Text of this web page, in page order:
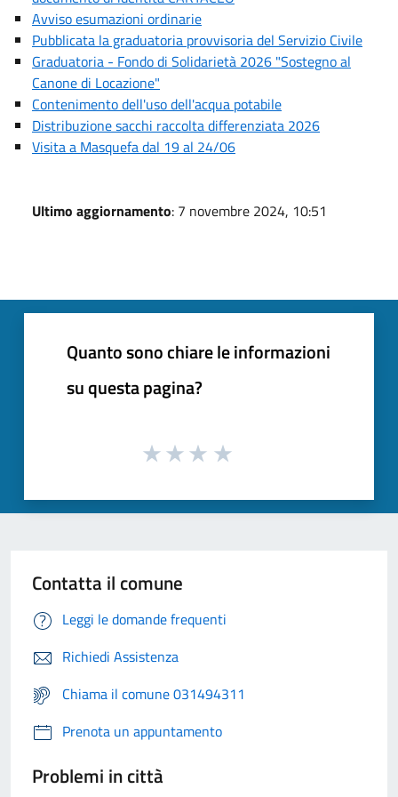
Avviso esumazioni ordinarie
Pubblicata la graduatoria provvisoria del Servizio Civile
Graduatoria - Fondo di Solidarietà 2026 "Sostegno al
Canone di Locazione"
Contenimento dell'uso dell'acqua potabile
Distribuzione sacchi raccolta differenziata 2026
Visita a Masquefa dal 19 al 24/06
Ultimo aggiornamento: 7 novembre 2024, 10:51
Quanto sono chiare le informazioni
su questa pagina?
Contatta il comune
Leggi le domande frequenti
Richiedi Assistenza
Chiama il comune 031494311
Prenota un appuntamento
Problemi in città